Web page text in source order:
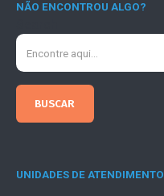
NÃO ENCONTROU ALGO?
UNIDADES DE ATENDIMENTO